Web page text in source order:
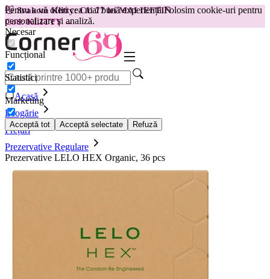
Pentru a vă oferi cea mai bună experiență.Folosim cookie-uri pentru
personalizare și analiză.
Necesar
Funcțional
Statistici
Marketing
Acceptă tot Acceptă selectate Refuză
😽Svakom Klitty: CU 77 lei MAI IEFTIN
Cod: KLITTY →
Acasă
Drogărie
Prețuri
Prezervative Regulare
Prezervative LELO HEX Organic, 36 pcs